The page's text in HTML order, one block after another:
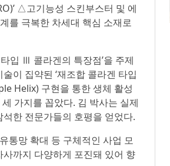
△고기능성 스킨부스터 및 에
를 극복한 차세대 핵심 소재로
입 Ⅲ 콜라겐의 특장점’을 주제
이 집약된 ‘재조합 콜라겐 타입
Helix) 구현을 통한 생체 활성
가지를 꼽았다. 김 박사는 실제
한 전문가들의 호평을 얻었다.
통망 확대 등 구체적인 사업 모
까지 다양하게 포진돼 있어 향